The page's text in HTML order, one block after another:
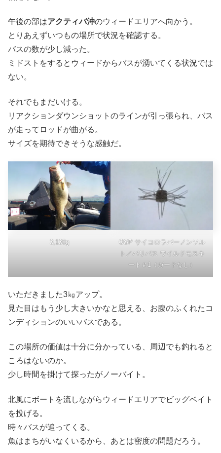
午後の部はアクティバ沖のウィードエリアへ向かう。
とりあえずいつもの場所で状況を確認する。
バスの数が少し減った。
ミドストをするとウィードからバスが湧いてくる状況では
ない。
それでもまだいける。
リアクションダウンショットのラインが引っ張られ、バス
が走ってロッドが曲がる。
サイズを期待できそうな感触だ。
3,130g
OSP サイコロラバーノンソル
ト／バリバス ワイルドモスキ
ート＃1（ガードなし）
いただきました3㎏アップ。
見た目はもう少し大きいかなと思える、お腹のふくれたコ
ンディションのいいバスである。
この場所の価値は十分に分かっている、周辺でも釣れると
ころはないのか。
少し時間を掛けて探ったがノーバイト。
北風にボートを流しながらウィードエリアでビッグベイト
を投げる。
時々バスが追ってくる。
魚はまちがいなくいるから、あとは密度の問題だろう。